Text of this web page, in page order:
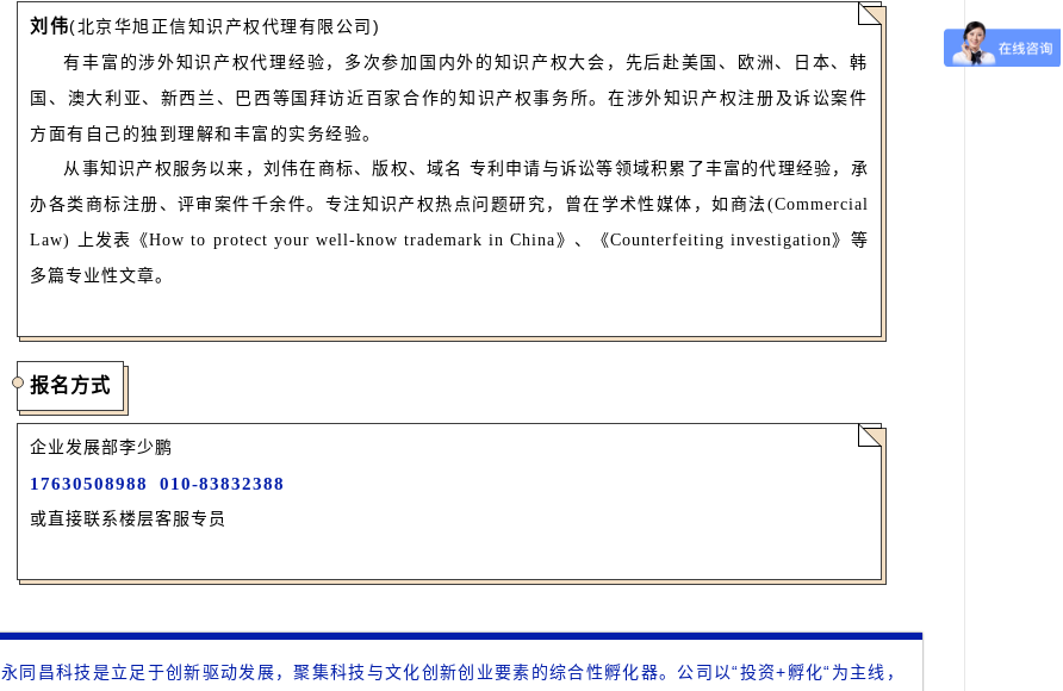
刘伟(北京华旭正信知识产权代理有限公司)
有丰富的涉外知识产权代理经验，多次参加国内外的知识产权大会，先后赴美国、欧洲、日本、韩
国、澳大利亚、新西兰、巴西等国拜访近百家合作的知识产权事务所。在涉外知识产权注册及诉讼案件
方面有自己的独到理解和丰富的实务经验。
从事知识产权服务以来，刘伟在商标、版权、域名 专利申请与诉讼等领域积累了丰富的代理经验，承
办各类商标注册、评审案件千余件。专注知识产权热点问题研究，曾在学术性媒体，如商法(Commercial
Law) 上发表《How to protect your well-know trademark in China》、《Counterfeiting investigation》等
多篇专业性文章。
报名方式
企业发展部李少鹏
17630508988 010-83832388
或直接联系楼层客服专员
永同昌科技是立足于创新驱动发展，聚集科技与文化创新创业要素的综合性孵化器。公司以“投资+孵化“为主线，